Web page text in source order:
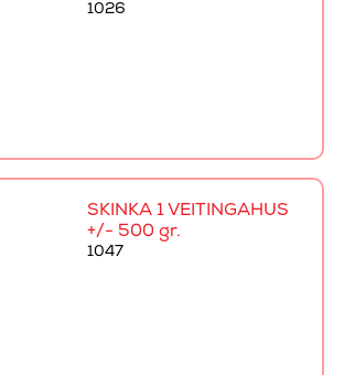
1026
SKINKA 1 VEITINGAHÚS
+/- 500 gr.
1047